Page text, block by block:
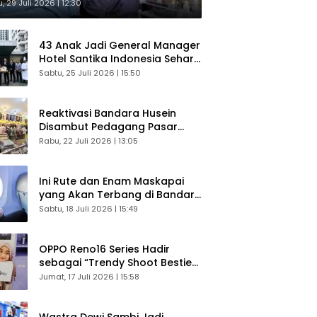
29 Juli 2026 | 12:30
43 Anak Jadi General Manager
Hotel Santika Indonesia Sehari
Sukses Digelar
Sabtu, 25 Juli 2026 | 15:50
Reaktivasi Bandara Husein
Disambut Pedagang Pasar
Baru, Diyakini Bangkitkan
Rabu, 22 Juli 2026 | 13:05
Ini Rute dan Enam Maskapai
yang Akan Terbang di Bandara
Husein Sastranegara
Sabtu, 18 Juli 2026 | 15:49
OPPO Reno16 Series Hadir
sebagai “Trendy Shoot Bestie”,
Bikin Konten Kreator Makin
Jumat, 17 Juli 2026 | 15:58